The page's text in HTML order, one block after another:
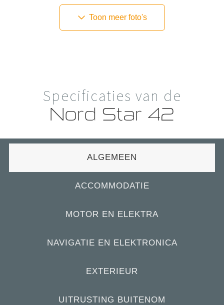
Toon meer foto's
Specificaties van de
Nord Star 42
ALGEMEEN
ACCOMMODATIE
MOTOR EN ELEKTRA
NAVIGATIE EN ELEKTRONICA
EXTERIEUR
UITRUSTING BUITENOM